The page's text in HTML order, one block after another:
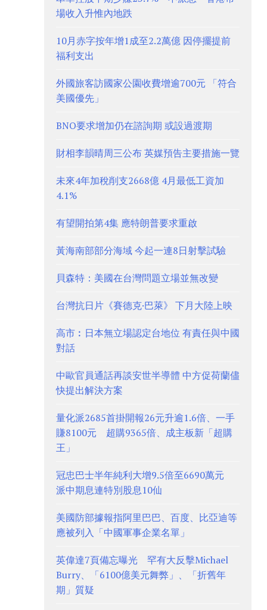
場收入升惟內地跌
10月赤字按年增1成至2.2萬億 因停擺提前
福利支出
外國旅客訪國家公園收費增逾700元 「符合
美國優先」
BNO要求增加仍在諮詢期 或設過渡期
財相李韻晴周三公布 英媒預告主要措施一覽
未來4年加稅削支2668億 4月最低工資加
4.1%
有望開拍第4集 應特朗普要求重啟
黃海南部部分海域 今起一連8日射擊試驗
貝森特：美國在台灣問題立場並無改變
台灣抗日片《賽德克·巴萊》 下月大陸上映
高市︰日本無立場認定台地位 有責任與中國
對話
中歐官員通話再談安世半導體 中方促荷蘭儘
快提出解決方案
量化派2685首掛開報26元升逾1.6倍、一手
賺8100元 超購9365倍、成主板新「超購
王」
冠忠巴士半年純利大增9.5倍至6690萬元
派中期息連特別股息10仙
美國防部據報指阿里巴巴、百度、比亞迪等
應被列入「中國軍事企業名單」
英偉達7頁備忘曝光 罕有大反擊Michael
Burry、「6100億美元舞弊」、「折舊年
期」質疑